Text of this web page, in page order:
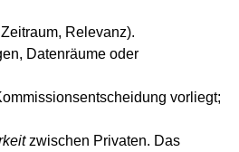
Relevanz).
Datenräume oder
vorliegt;
zwischen Privaten. Das